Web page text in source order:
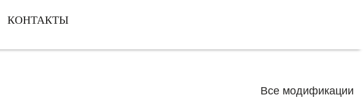
КОНТАКТЫ
Все модификации